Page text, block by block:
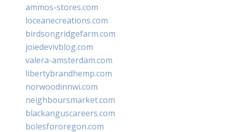
ammos-stores.com
loceanecreations.com
birdsongridgefarm.com
joiedevivblog.com
valera-amsterdam.com
libertybrandhemp.com
norwoodinnwi.com
neighboursmarket.com
blackanguscareers.com
bolesfororegon.com